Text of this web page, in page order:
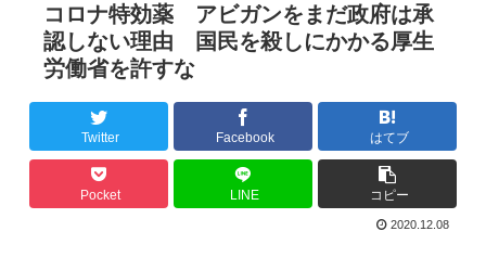
コロナ特効薬 アビガンをまだ政府は承
認しない理由 国民を殺しにかかる厚生
労働省を許すな
Twitter Facebook はてブ
Pocket LINE コピー
2020.12.08